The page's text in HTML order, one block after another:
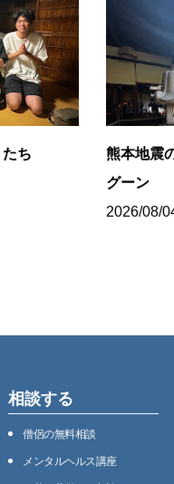
ち
熊本地震
グーン
2026/08/
相談する
僧侶の無料相談
メンタルヘルス講座